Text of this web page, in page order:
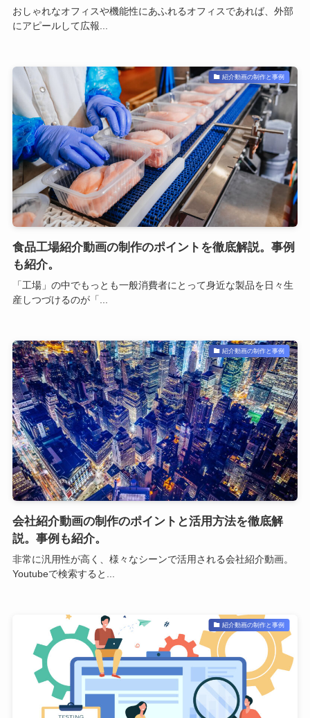
おしゃれなオフィスや機能性にあふれるオフィスであれば、外部
にアピールして広報...
紹介動画の制作と事例
食品工場紹介動画の制作のポイントを徹底解説。事例
も紹介。
「工場」の中でもっとも一般消費者にとって身近な製品を日々生
産しつづけるのが「...
紹介動画の制作と事例
会社紹介動画の制作のポイントと活用方法を徹底解
説。事例も紹介。
非常に汎用性が高く、様々なシーンで活用される会社紹介動画。
Youtubeで検索すると...
紹介動画の制作と事例